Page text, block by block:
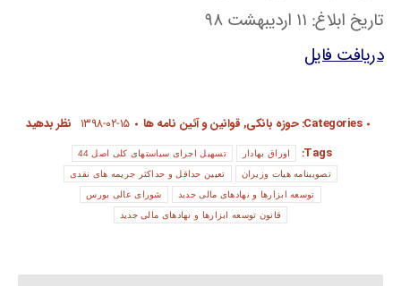
تاریخ ابلاغ: ۱۱ اردیبهشت ۹۸
دریافت فایل
Categories: حوزه بانکی,قوانین و آئین نامه ها ۱۳۹۸-۰۲-۱۵ نظر بدهید
Tags:
اوراق بهادار تسهیل اجرای سیاستهای کلی اصل 44
تصویبنامه هیات وزیران تعیین حداقل و حداکثر جریمه های نقدی
توسعه ابزارها و نهادهای مالی جدید شورای عالی بورس
قانون توسعه ابزارها و نهادهای مالی جدید